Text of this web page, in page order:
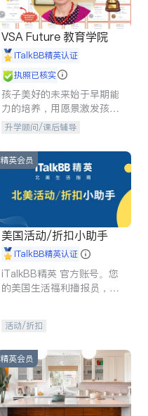
VSA Future 教育学院
iTalkBB精英认证
执照已核实
孩子美好的未来始于早期能
力的培养，用愿景激发孩子
的学习潜力和动力。理念：
拥有成长型心态是成功的基
石。
升学顾问/课后辅导
精英会员
美国活动/折扣小助手
iTalkBB精英认证
iTalkBB精英 官方账号。您
的美国生活福利播报员，精
专属福利。
活动/折扣
精英会员